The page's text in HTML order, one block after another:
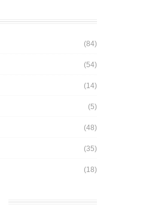
(84)
(54)
(14)
(5)
(48)
(35)
(18)